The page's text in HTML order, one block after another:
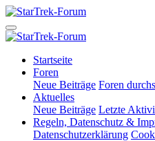
Startseite
Foren
Neue Beiträge Foren
Aktuelles
Neue Beiträge Letzte
Regeln, Datenschutz &
Datenschutzerklärung